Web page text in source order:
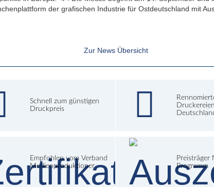
der grafischen Industrie für Ostdeutschland mit
Zur News Übersicht
Schnell zum günstigen
Druckpreis
Empfohlen vom Verband
Medienproduktioner
Preisträger
Programm